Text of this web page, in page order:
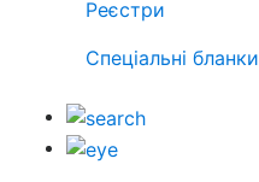
Реєстри
Спеціальні бланки